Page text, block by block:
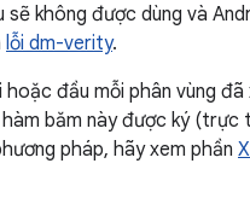
sẽ không được dùng và
lỗi dm-verity.
đầu mỗi phân vùng
băm này được ký
pháp, hãy xem phần